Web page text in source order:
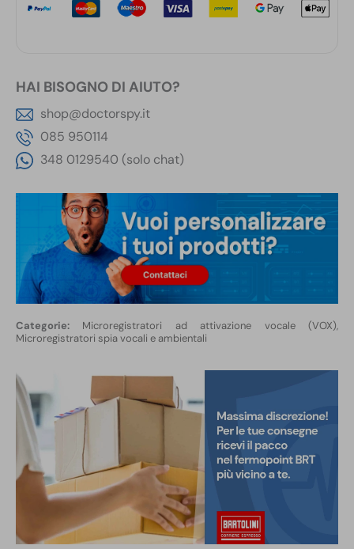
HAI BISOGNO DI AIUTO?
shop@doctorspy.it
085 950114
348 0129540 (solo chat)
Microregistratori ad attivazione vocale (VOX),
Microregistratori spia vocali e ambientali